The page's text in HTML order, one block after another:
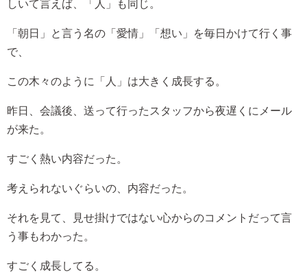
しいて言えば、「人」も同じ。
「朝日」と言う名の「愛情」「想い」を毎日かけて行く事
で、
この木々のように「人」は大きく成長する。
昨日、会議後、送って行ったスタッフから夜遅くにメール
が来た。
すごく熱い内容だった。
考えられないぐらいの、内容だった。
それを見て、見せ掛けではない心からのコメントだって言
う事もわかった。
すごく成長してる。